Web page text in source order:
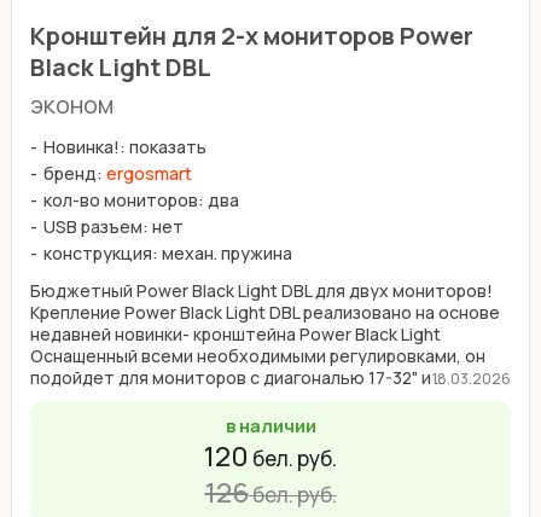
Кронштейн для 2-х мониторов Power
Black Light DBL
эконом
Новинка!: показать
бренд: ergosmart
кол-во мониторов: два
USB разъем: нет
конструкция: механ. пружина
Бюджетный Power Black Light DBL для двух мониторов!
Крепление Power Black Light DBL реализовано на основе
недавней новинки- кронштейна Power Black Light
Оснащенный всеми необходимыми регулировками, он
подойдет для мониторов с диагональю 17-32" и ...18.03.2026
в наличии
120 бел. руб.
126бел. руб.